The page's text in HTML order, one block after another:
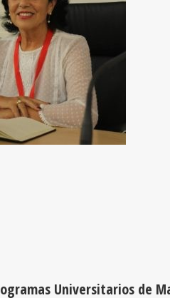
Universitarios de